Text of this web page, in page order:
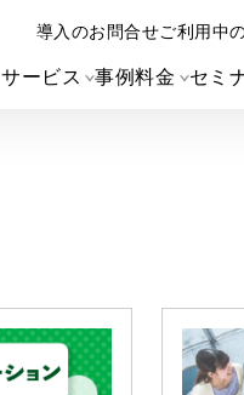
サービス 事例料金 セミ
導入のお問合せご利用中